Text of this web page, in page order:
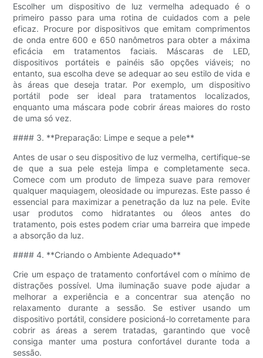
Escolher um dispositivo de luz vermelha adequado é o
primeiro passo para uma rotina de cuidados com a pele
eficaz. Procure por dispositivos que emitam comprimentos
de onda entre 600 e 650 nanômetros para obter a máxima
eficácia em tratamentos faciais. Máscaras de LED,
dispositivos portáteis e painéis são opções viáveis; no
entanto, sua escolha deve se adequar ao seu estilo de vida e
às áreas que deseja tratar. Por exemplo, um dispositivo
portátil pode ser ideal para tratamentos localizados,
enquanto uma máscara pode cobrir áreas maiores do rosto
de uma só vez.
#### 3. **Preparação: Limpe e seque a pele**
Antes de usar o seu dispositivo de luz vermelha, certifique-se
de que a sua pele esteja limpa e completamente seca.
Comece com um produto de limpeza suave para remover
qualquer maquiagem, oleosidade ou impurezas. Este passo é
essencial para maximizar a penetração da luz na pele. Evite
usar produtos como hidratantes ou óleos antes do
tratamento, pois estes podem criar uma barreira que impede
a absorção da luz.
#### 4. **Criando o Ambiente Adequado**
Crie um espaço de tratamento confortável com o mínimo de
distrações possível. Uma iluminação suave pode ajudar a
melhorar a experiência e a concentrar sua atenção no
relaxamento durante a sessão. Se estiver usando um
dispositivo portátil, considere posicioná-lo corretamente para
cobrir as áreas a serem tratadas, garantindo que você
consiga manter uma postura confortável durante toda a
sessão.